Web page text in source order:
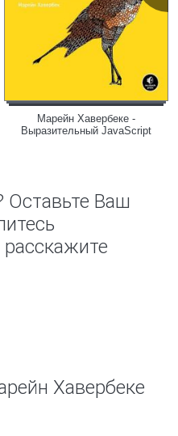
Марейн Хавербеке -
Выразительный JavaScript
Оставьте Ваш
Хавербеке